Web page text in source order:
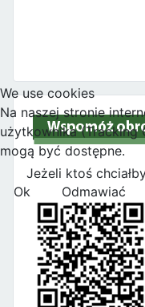
Jeżeli ktoś
We use cookies
Na naszej stronie
użytkownika (Tracking
mogą być dostępne.
Ok
Odmawiać